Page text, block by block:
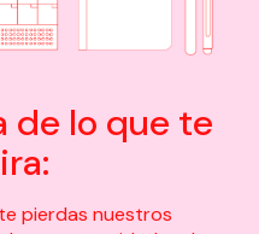
de lo que te
pierdas nuestros